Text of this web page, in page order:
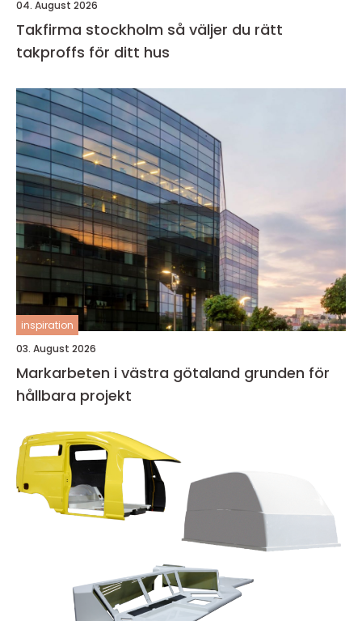
04. August 2026
Takfirma stockholm så väljer du rätt
takproffs för ditt hus
inspiration
03. August 2026
Markarbeten i västra götaland grunden för
hållbara projekt